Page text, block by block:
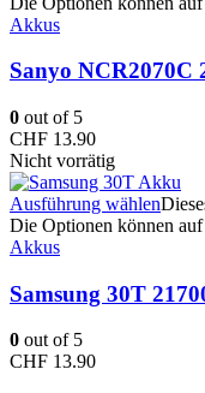
Akkus
Sanyo NCR2070C
0 out of 5
CHF 13.90
Nicht vorrätig
Ausführung wählen
Die Optionen können
Akkus
Samsung 30T
0 out of 5
CHF 13.90